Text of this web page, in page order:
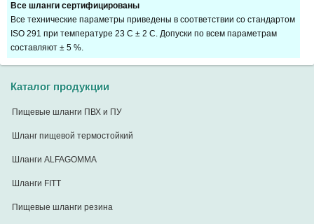
Каталог продукции
Пищевые шланги ПВХ и ПУ
Шланг пищевой термостойкий
Шланги ALFAGOMMA
Шланги FITT
Пищевые шланги резина
Все шланги сертифицированы
Все технические параметры приведены в соответствии со стандартом
ISO 291 при температуре 23 С ± 2 С. Допуски по всем параметрам
составляют ± 5 %.